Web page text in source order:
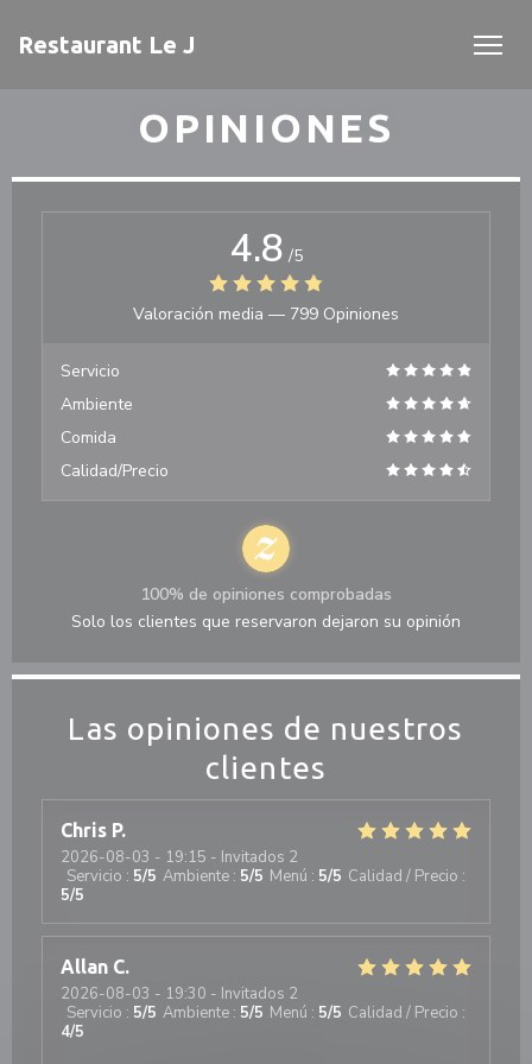
Restaurant Le J
OPINIONES
Las opiniones de nuestros
clientes
Chris P
2026-08-03 - 19:15 - Invitados 2
Servicio : 5/5 Ambiente : 5/5 Menú : 5/5 Calidad / Precio :
5/5
Allan C
2026-08-03 - 19:30 - Invitados 2
Servicio : 5/5 Ambiente : 5/5 Menú : 5/5 Calidad / Precio :
4/5
4.8 /5
Valoración media — 799 Opiniones
Servicio
Ambiente
Comida
Calidad/Precio
100% de opiniones comprobadas
Solo los clientes que reservaron dejaron su opinión